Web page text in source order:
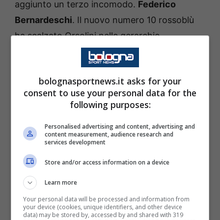
aggiunto un terzo incomodo. Federico
Bernardeschi. Il nuovo numero 10 rossoblù
ha scalzato Orsolini nelle gerarchie,
facendogli perdere qualche certezza.
concorrenza estremamente leale e
costruttiva, ma che sicuramente ha inciso
sulla stagione del 7.
In questo finale, tuttavia, l’Orso sembra
essere sereno e il clima è ben più disteso. Lui
ha ritrovato il gol, il Bologna ha vinto due
partite importanti (anche se purtroppo inutili)
adesso si pensa al rinnovo
bolognasportnews.it asks for your
consent to use your personal data for the
following purposes:
Personalised advertising and content, advertising and
content measurement, audience research and
services development
Store and/or access information on a device
Learn more
Your personal data will be processed and information from
your device (cookies, unique identifiers, and other device
data) may be stored by, accessed by and shared with 319